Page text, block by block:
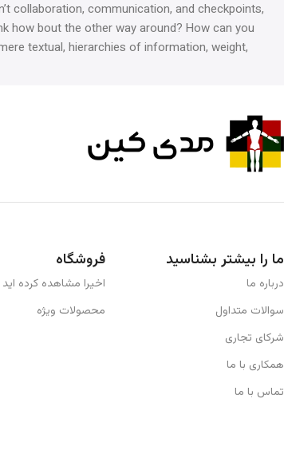
collaboration, communication, and checkpoints,
how bout the other way around? How can you
textual, hierarchies of information, weight,
ما را بیشتر بشناسید
درباره ما
سوالات متداول
شرکای تجاری
همکاری با ما
تماس با ما
فروشگاه
اخیرا مشاهده کرده اید
محصولات ویژه